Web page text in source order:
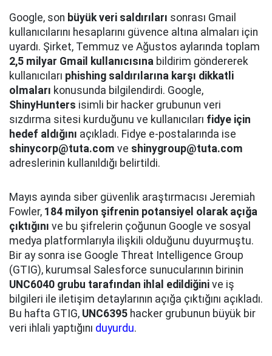
Google, son büyük veri saldırıları sonrası Gmail
kullanıcılarını hesaplarını güvence altına almaları için
uyardı. Şirket, Temmuz ve Ağustos aylarında toplam
2,5 milyar Gmail kullanıcısına bildirim göndererek
kullanıcıları phishing saldırılarına karşı dikkatli
olmaları konusunda bilgilendirdi. Google,
ShinyHunters isimli bir hacker grubunun veri
sızdırma sitesi kurduğunu ve kullanıcıları fidye için
hedef aldığını açıkladı. Fidye e-postalarında ise
shinycorp@tuta.com ve shinygroup@tuta.com
adreslerinin kullanıldığı belirtildi.
Mayıs ayında siber güvenlik araştırmacısı Jeremiah
Fowler, 184 milyon şifrenin potansiyel olarak açığa
çıktığını ve bu şifrelerin çoğunun Google ve sosyal
medya platformlarıyla ilişkili olduğunu duyurmuştu.
Bir ay sonra ise Google Threat Intelligence Group
(GTIG), kurumsal Salesforce sunucularının birinin
UNC6040 grubu tarafından ihlal edildiğini ve iş
bilgileri ile iletişim detaylarının açığa çıktığını açıkladı.
Bu hafta GTIG, UNC6395 hacker grubunun büyük bir
veri ihlali yaptığını duyurdu.